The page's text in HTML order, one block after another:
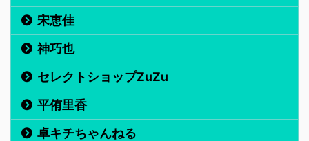
宋恵佳
神巧也
セレクトショップZuZu
平侑里香
卓キチちゃんねる